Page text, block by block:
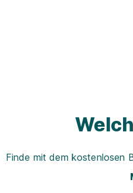
Finde mit dem kostenlosen